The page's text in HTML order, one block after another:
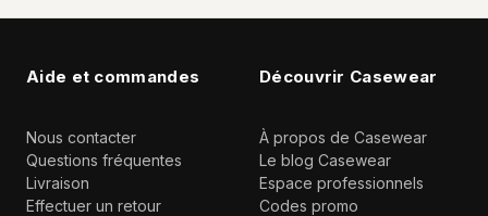
Aide et commandes
Nous contacter
Questions fréquentes
Livraison
Effectuer un retour
Découvrir Casewear
À propos de Casewear
Le blog Casewear
Espace professionnels
Codes promo